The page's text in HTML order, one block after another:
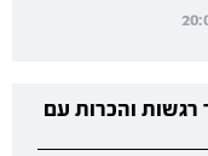
רגשות והכרות עם